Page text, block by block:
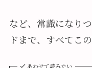
など、常識になり
ドまで、すべてこ
あわせて読みたい